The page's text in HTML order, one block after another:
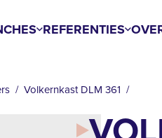
REFERENTIES
Volkernkast DLM 361